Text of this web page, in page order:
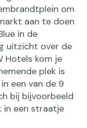
om
aan te doen
in de
uitzicht over de
Hotels kom je
plek is
een van de 9
bij bijvoorbeeld
in een straatje